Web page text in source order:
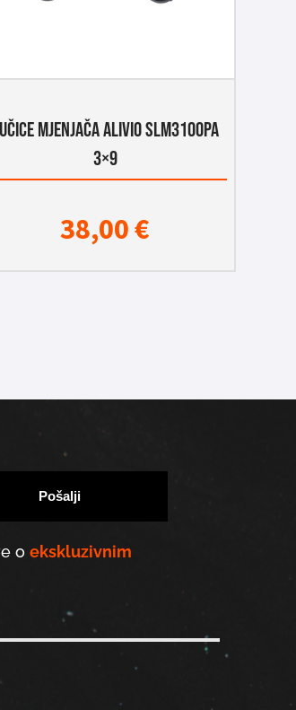
MJENJAČA ALIVIO SLM3100PA
3×9
38,00€
o ekskluzivnim